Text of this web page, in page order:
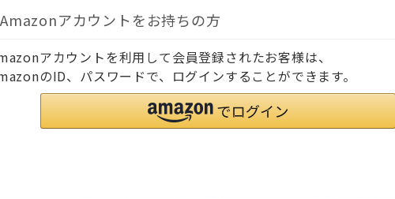
Amazonアカウントをお持ちの方
アカウントを利用して会員登録されたお客様は、
のID、パスワードで、ログインすることができます。